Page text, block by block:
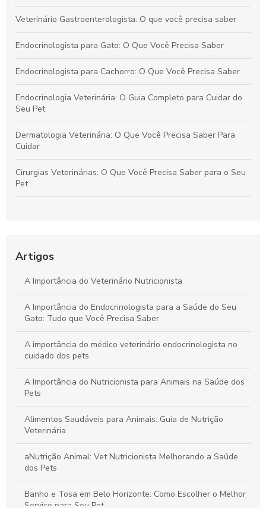
Veterinário Gastroenterologista: O que você precisa saber
Endocrinologista para Gato: O Que Você Precisa Saber
Endocrinologista para Cachorro: O Que Você Precisa Saber
Endocrinologia Veterinária: O Guia Completo para Cuidar do
Seu Pet
Dermatologia Veterinária: O Que Você Precisa Saber Para
Cuidar
Cirurgias Veterinárias: O Que Você Precisa Saber para o Seu
Pet
Dermatologia Veterinária: Guia Completo para Cuidar do Seu
Artigos
A Importância do Veterinário Nutricionista
A Importância do Endocrinologista para a Saúde do Seu
Gato: Tudo que Você Precisa Saber
A importância do médico veterinário endocrinologista no
cuidado dos pets
A Importância do Nutricionista para Animais na Saúde dos
Pets
Alimentos Saudáveis para Animais: Guia de Nutrição
Veterinária
aNutrição Animal: Vet Nutricionista Melhorando a Saúde
dos Pets
Banho e Tosa em Belo Horizonte: Como Escolher o Melhor
Serviço para Seu Pet